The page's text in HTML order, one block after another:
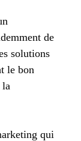
de
solutions
le bon
qui